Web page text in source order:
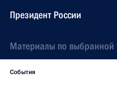
Президент России
Материалы по выбранной
События